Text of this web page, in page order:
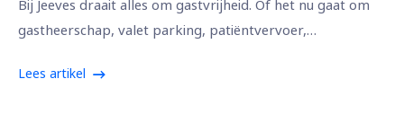
Bij Jeeves draait alles om gastvrijheid. Of het nu gaat om
gastheerschap, valet parking, patiëntvervoer,…
Lees artikel